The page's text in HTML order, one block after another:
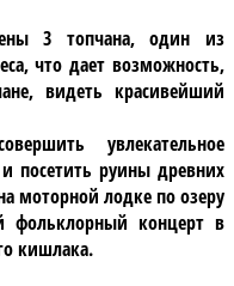
3 топчана, один из
что дает возможность,
видеть красивейший
увлекательное
посетить руины древних
моторной лодке по озеру
фольклорный концертв
кишлака.